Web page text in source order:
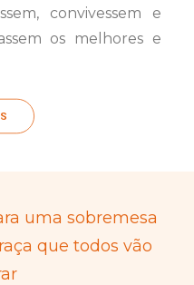
convivessem e
os melhores e
uma sobremesa
que todos vão